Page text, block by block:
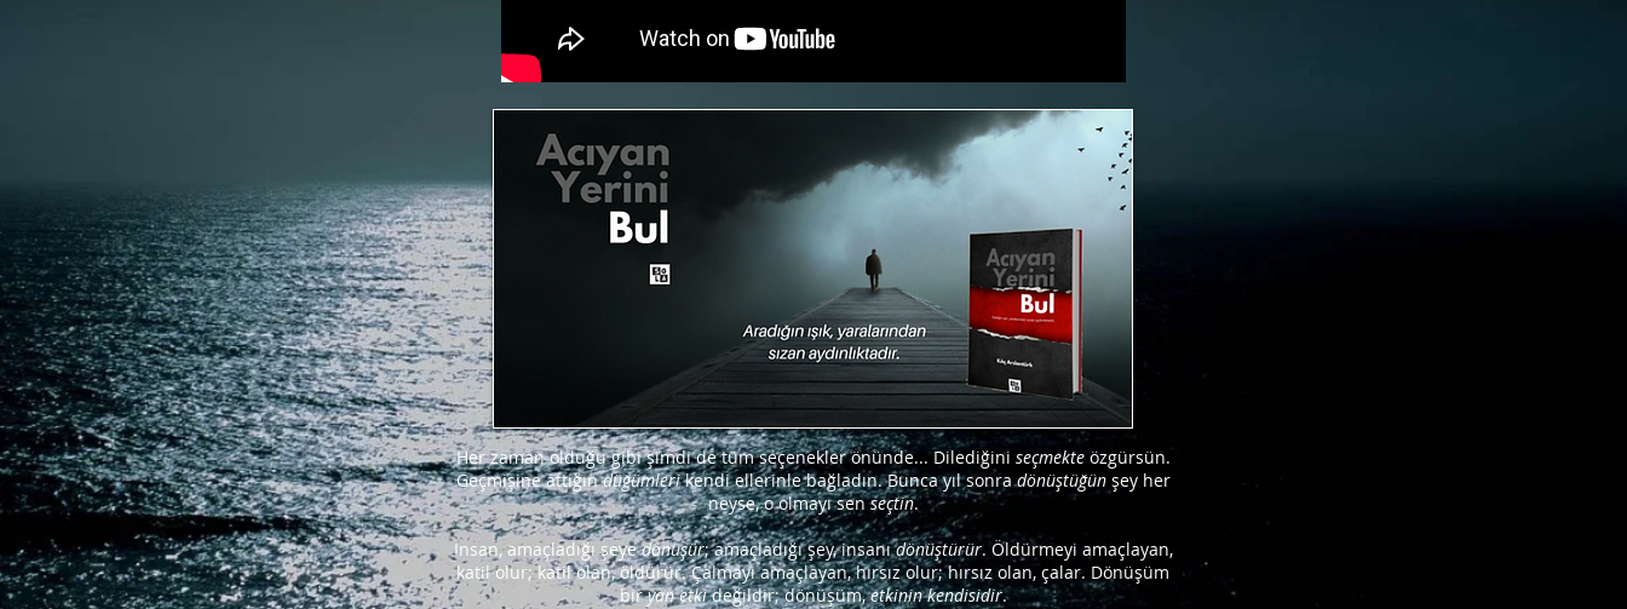
Her zaman olduğu gibi şimdi de tüm seçenekler önünde... Dilediğini seçmekte özgürsün.
Geçmişine attığındüğümlerikendi ellerinle bağladın. Bunca yıl sonradönüştüğünşey her
neyse, o olmayı senseçtin.
İnsan, amaçladığı şeyedönüşür; amaçladığı şey, insanıdönüştürür. Öldürmeyi amaçlayan,
katil olur; katil olan, öldürür. Çalmayı amaçlayan, hırsız olur; hırsız olan, çalar. Dönüşüm
biryan etkideğildir; dönüşüm,etkinin kendisidir.